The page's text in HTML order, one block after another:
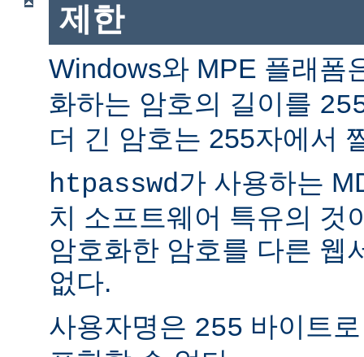
제한
Windows와 MPE 플래폼
화하는 암호의 길이를
더 긴 암호는 255자에서
htpasswd가 사용하는
치 소프트웨어 특유의 것
암호화한 암호를 다른 웹
없다.
사용자명은 255 바이트